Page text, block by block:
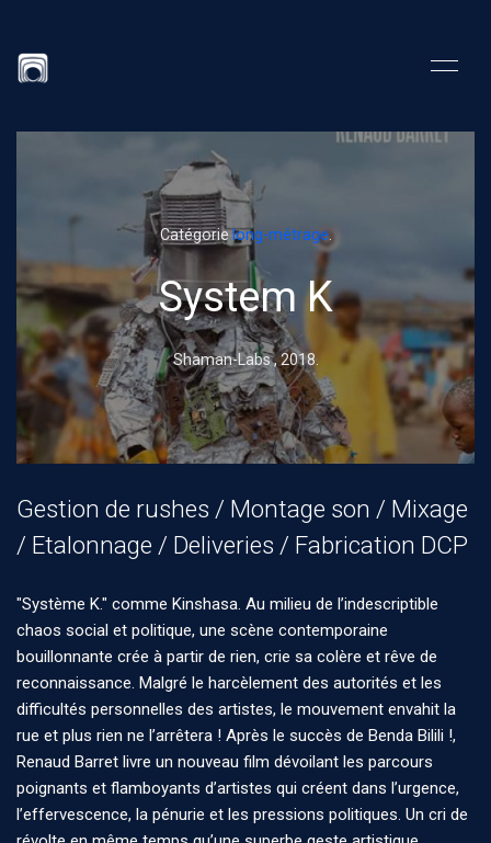
Catégorielong-métrage.
System K
Shaman-Labs ,2018.
Gestion de rushes / Montage son / Mixage
/ Etalonnage / Deliveries / Fabrication DCP
"Système K." comme Kinshasa. Au milieu de l’indescriptible
chaos social et politique, une scène contemporaine
bouillonnante crée à partir de rien, crie sa colère et rêve de
reconnaissance. Malgré le harcèlement des autorités et les
difficultés personnelles des artistes, le mouvement envahit la
rue et plus rien ne l’arrêtera ! Après le succès de Benda Bilili !,
Renaud Barret livre un nouveau film dévoilant les parcours
poignants et flamboyants d’artistes qui créent dans l’urgence,
l’effervescence, la pénurie et les pressions politiques. Un cri de